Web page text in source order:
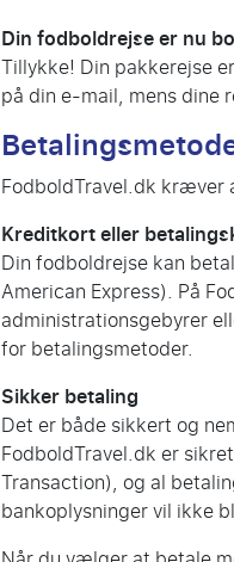
Din fodboldrejse er nu
Tillykke! Din pakkerejse
på din e-mail, mens dine
FodboldTravel.dk kræver
Kreditkort eller
Din fodboldrejse kan
American Express). På
administrationsgebyrer
for betalingsmetoder.
Sikker betaling
Det er både sikkert og
FodboldTravel.dk er
Transaction), og al
bankoplysninger vil ikke